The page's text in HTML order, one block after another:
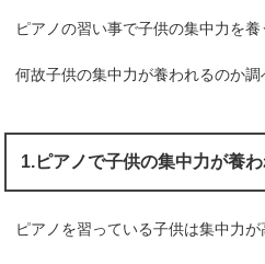
ピアノの習い事で子供の集中力を養
何故子供の集中力が養われるのか調
1.ピアノで子供の集中力が養
ピアノを習っている子供は集中力が